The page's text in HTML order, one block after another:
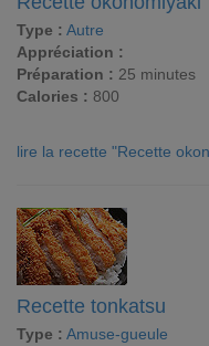
Type : Autre
Appréciation :
Préparation : 25 minutes
Calories : 800
lire la recette "Recette
Recette tonkatsu
Type : Amuse-gueule